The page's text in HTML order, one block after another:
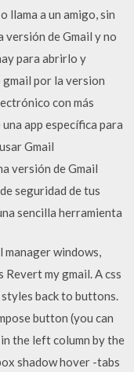
llama a un amigo, sin
versión de Gmail y no
para abrirlo y
por la version
con más
app específica para
Gmail
versión de Gmail
seguridad de tus
sencilla herramienta
manager windows,
my gmail. A css
back to buttons.
button (you can
the left column by the
shadow hover -tabs